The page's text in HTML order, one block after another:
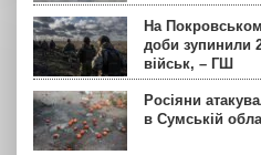
На
доби зупинили
військ, – ГШ
Росіяни
в Сумській